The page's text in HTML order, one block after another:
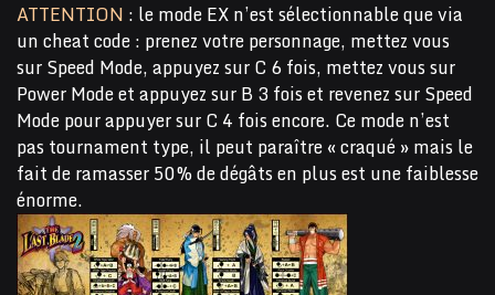
ATTENTION : le mode EX n’est sélectionnable que via
un cheat code : prenez votre personnage, mettez vous
sur Speed Mode, appuyez sur C 6 fois, mettez vous sur
Power Mode et appuyez sur B 3 fois et revenez sur Speed
Mode pour appuyer sur C 4 fois encore. Ce mode n’est
pas tournament type, il peut paraître « craqué » mais le
fait de ramasser 50% de dégâts en plus est une faiblesse
énorme.